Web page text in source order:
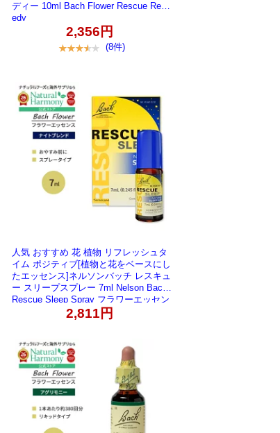
ディー 10ml Bach Flower Rescue Rem
edy
2,356円
(8件)
人気 おすすめ 花 植物 リフレッシュタ
イム ポジティブ[植物と花をベースにし
たエッセンス]ネルソンバッチ レスキュ
ー スリープスプレー 7ml Nelson Bach
Rescue Sleep Spray フラワーエッセン
ス ホワイトチェストナット ブレンド
睡眠 ナイトスプレー【お取り寄せ商
2,811円